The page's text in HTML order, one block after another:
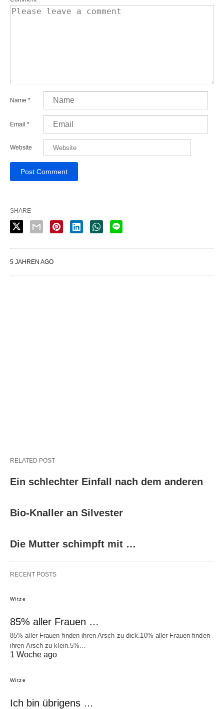
Name *
Email *
Website
SHARE
5 JAHREN AGO
RELATED POST
Ein schlechter Einfall nach dem anderen
Bio-Knaller an Silvester
Die Mutter schimpft mit …
RECENT POSTS
Witze
85% aller Frauen …
85% aller Frauen finden ihren Arsch zu dick.10% aller Frauen finden
ihren Arsch zu klein.5%…
1 Woche ago
Witze
Ich bin übrigens …